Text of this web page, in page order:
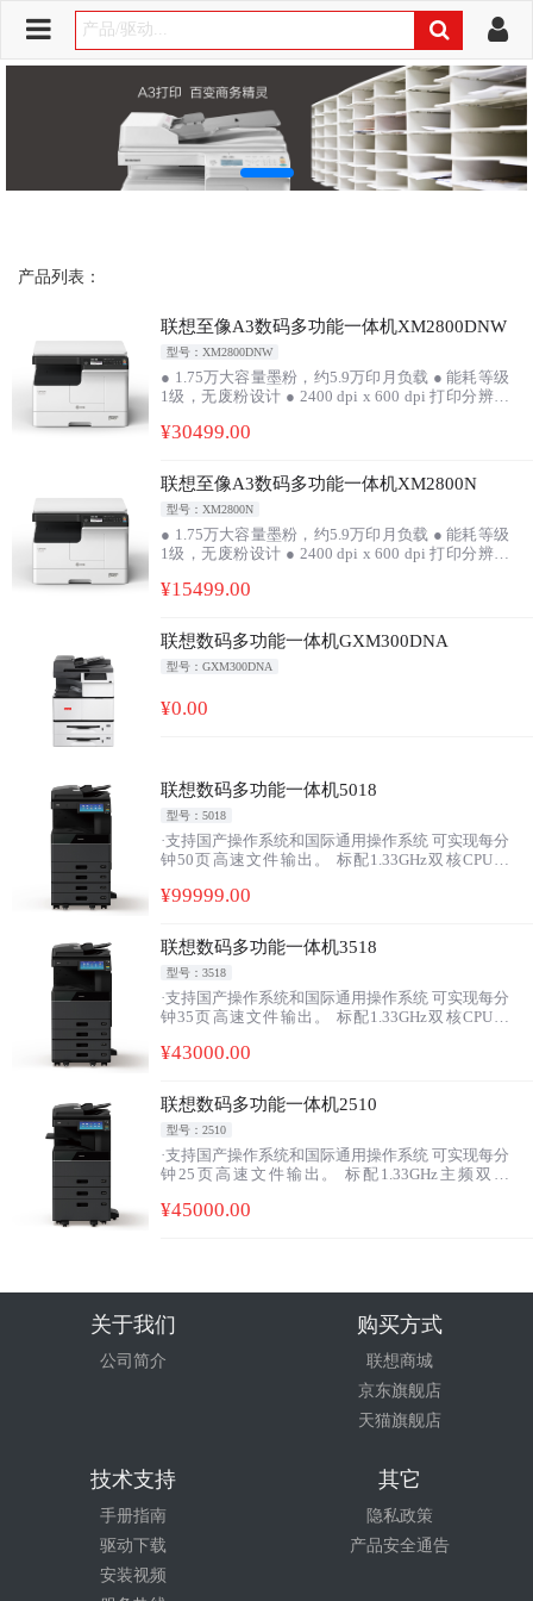
产品列表：
联想至像A3数码多功能一体机XM2800DNW
型号：XM2800DNW
● 1.75万大容量墨粉，约5.9万印月负载 ● 能耗等级
1级，无废粉设计 ● 2400 dpi x 600 dpi 打印分辨率
有线网络 ● 可实现双身份证同时复印 ● 一年全国免
¥30499.00
联想至像A3数码多功能一体机XM2800N
型号：XM2800N
● 1.75万大容量墨粉，约5.9万印月负载 ● 能耗等级
1级，无废粉设计 ● 2400 dpi x 600 dpi 打印分辨率
有线网络 ● 可实现双身份证同时复印 ● 一年全国免
¥15499.00
联想数码多功能一体机GXM300DNA
型号：GXM300DNA
¥0.00
联想数码多功能一体机5018
型号：5018
·支持国产操作系统和国际通用操作系统 可实现每分
钟50页高速文件输出。 标配1.33GHz双核CPU，
处理。 启动时间16秒(从睡眠模式恢复)，首页输出
¥99999.00
联想数码多功能一体机3518
型号：3518
·支持国产操作系统和国际通用操作系统 可实现每分
钟35页高速文件输出。 标配1.33GHz双核CPU，
处理。 启动时间16秒(从睡眠模式恢复)，首页输出
¥43000.00
联想数码多功能一体机2510
型号：2510
·支持国产操作系统和国际通用操作系统 可实现每分
钟25页高速文件输出。 标配1.33GHz主频双核
启动时间(从睡眠模式恢复)。 7.1/9.5秒黑白/彩色首
¥45000.00
关于我们
公司简介
购买方式
联想商城
京东旗舰店
天猫旗舰店
技术支持
手册指南
驱动下载
安装视频
其它
隐私政策
产品安全通告